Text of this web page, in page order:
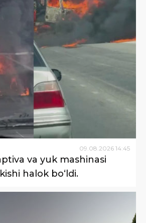
09.08.2026 14:45
va yuk mashinasi
halok bo‘ldi.